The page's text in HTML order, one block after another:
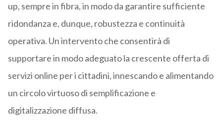
up, sempre in fibra, in modo da garantire sufficiente
ridondanza e, dunque, robustezza e continuità
operativa. Un intervento che consentirà di
supportare in modo adeguato la crescente offerta di
servizi online per i cittadini, innescando e alimentando
un circolo virtuoso di semplificazione e
digitalizzazione diffusa.